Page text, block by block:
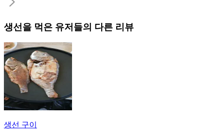
생선을 먹은 유저들의 다른 리뷰
생선 구이